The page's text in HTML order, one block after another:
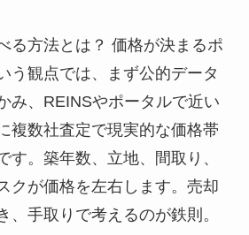
る方法とは？ 価格が決まるポ
う観点では、まず公的データ
み、REINSやポータルで近い
複数社査定で現実的な価格帯
す。築年数、立地、間取り、
クが価格を左右します。売却
、手取りで考えるのが鉄則。